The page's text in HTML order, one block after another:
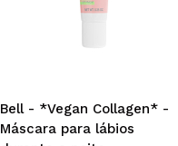
Bell - *Vegan Collagen* -
Máscara para lábios